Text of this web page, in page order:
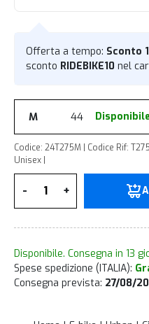
Offerta a tempo: Sconto
sconto RIDEBIKE10 nel
M 44 Disponibile
Codice: 24T275M | Codice Rif:
Unisex |
- +
Disponibile. Consegna in 13
Spese spedizione (ITALIA):
Consegna prevista: 27/08/